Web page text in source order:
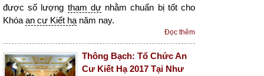
được số lượng tham dựnhằm chuẩn bị tốt cho
Khóa an cư Kiết hạ năm nay.
Đọc thêm
Thông Bạch: Tổ Chức An
Cư Kiết Hạ 2017 Tại Như